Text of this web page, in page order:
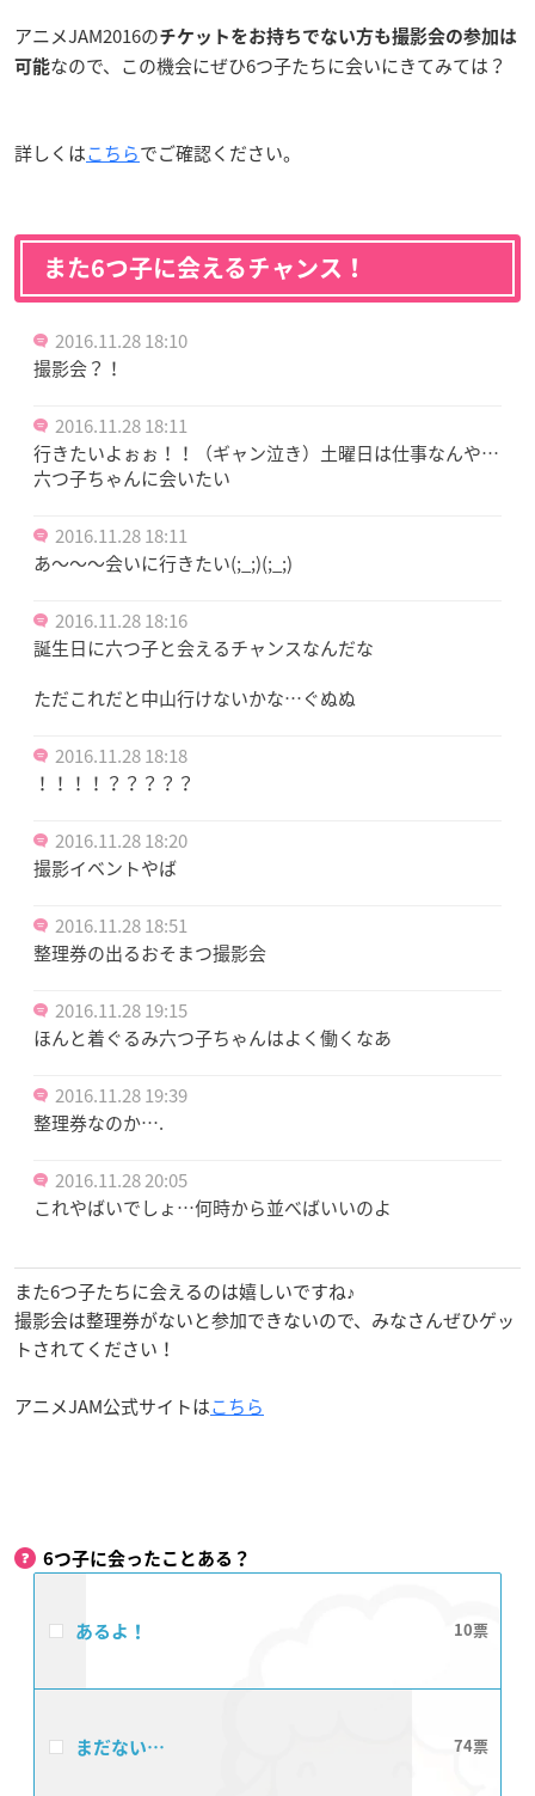
アニメJAM2016のチケットをお持ちでない方も撮影会の参加は
可能なので、この機会にぜひ6つ子たちに会いにきてみては？
詳しくはこちらでご確認ください。
また6つ子に会えるチャンス！
2016.11.28 18:10
撮影会？！
2016.11.28 18:11
行きたいよぉぉ！！（ギャン泣き）土曜日は仕事なんや…
六つ子ちゃんに会いたい
2016.11.28 18:11
あ～～～会いに行きたい(;_;)(;_;)
2016.11.28 18:16
誕生日に六つ子と会えるチャンスなんだな
ただこれだと中山行けないかな…ぐぬぬ
2016.11.28 18:18
！！！！？？？？？
2016.11.28 18:20
撮影イベントやば
2016.11.28 18:51
整理券の出るおそまつ撮影会
2016.11.28 19:15
ほんと着ぐるみ六つ子ちゃんはよく働くなあ
2016.11.28 19:39
整理券なのか….
2016.11.28 20:05
これやばいでしょ…何時から並べばいいのよ
また6つ子たちに会えるのは嬉しいですね♪
撮影会は整理券がないと参加できないので、みなさんぜひゲッ
トされてください！
アニメJAM公式サイトはこちら
6つ子に会ったことある？
あるよ！ 10
まだない… 74